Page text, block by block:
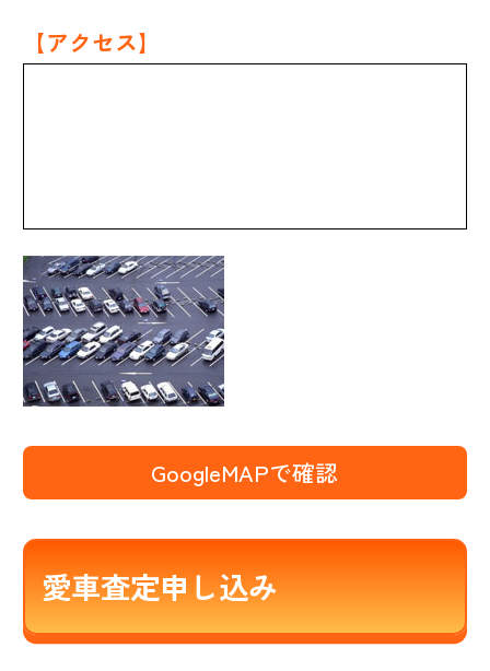
【アクセス】
GoogleMAPで確認
愛車査定申し込み